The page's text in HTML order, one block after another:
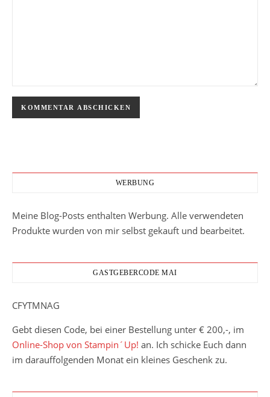
WERBUNG
Meine Blog-Posts enthalten Werbung. Alle verwendeten
Produkte wurden von mir selbst gekauft und bearbeitet.
GASTGEBERCODE MAI
CFYTMNAG
Gebt diesen Code, bei einer Bestellung unter € 200,-, im
Online-Shop von Stampin´Up! an. Ich schicke Euch dann
im darauffolgenden Monat ein kleines Geschenk zu.